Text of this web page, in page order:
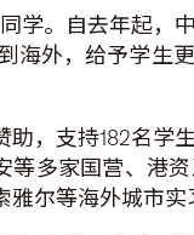
学。自去年起，
海外，给予学生
，支持182名学
等多家国营、港
尔等海外城市实